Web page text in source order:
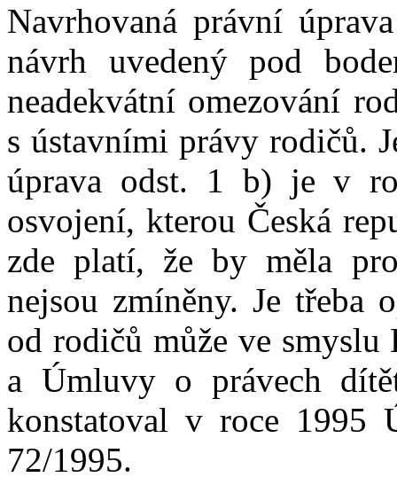
Navrhovaná právní
návrh uvedený pod
neadekvátní omezování
s ústavními právy rodičů.
úprava odst. 1 b) je v
osvojení, kterou Česká
zde platí, že by měla
nejsou zmíněny. Je třeba
od rodičů může ve
a Úmluvy o právech
konstatoval v roce 1995
72/1995.